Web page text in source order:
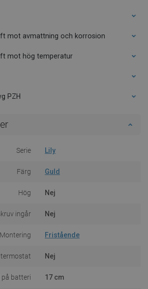
mot avmattning och korrosion
mot hög temperatur
PZH
Serie Lily
Färg Guld
Hög Nej
ingår Nej
Montering Fristående
termostat Nej
på batteri 17 cm